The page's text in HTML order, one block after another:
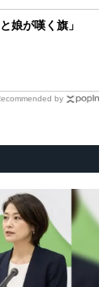
娘が嘆く旗」
by